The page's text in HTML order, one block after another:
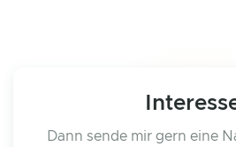
Dann sende mir gern eine